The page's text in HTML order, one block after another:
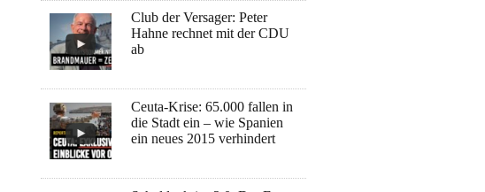
Club der Versager: Peter
Hahne rechnet mit der CDU
ab
Ceuta-Krise: 65.000 fallen in
die Stadt ein – wie Spanien
ein neues 2015 verhindert